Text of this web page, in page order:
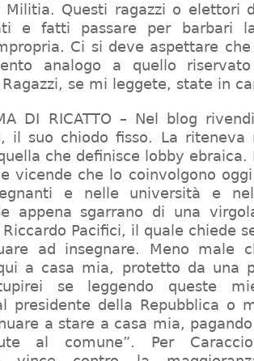
Militia. Questi ragazzi o elettori
e fatti passare per barbari
Ci si deve aspettare
analogo a quello
se mi leggete, state in
DI RICATTO – Nel blog
il suo chiodo fisso. La
che definisce lobby ebraica.
vicende che lo coinvolgono
e nelle università e
appena sgarrano di una
Pacifici, il quale chiede
ad insegnare. Meno male
a casa mia, protetto da una
se leggendo queste
presidente della Repubblica o
a stare a casa mia,
al comune”. Per